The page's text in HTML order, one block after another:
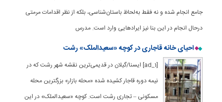
جامع انجام شده و نه‌ فقط به‌لحاظ باستان‌شناسی، بلکه از نظر اقدامات مرمتی
درحال انجام در این بنا نیز ایرادهایی وارد است. مدرس
احیای خانه قاجاری در کوچه «سعیدالملک» رشت
[ad_1] ایسنا/گیلان در قدیمی‌ترین نقشه شهر رشت که در
نیمه دوره قاجار کشیده شده «محله بازار» بزرگترین محله
مسکونی – تجاری رشت است. کوچه «سعیدالملک» در این